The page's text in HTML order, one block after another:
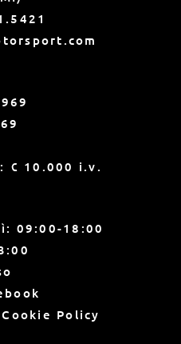
€ 10.000 i.v.
09:00-18:00
Cookie Policy